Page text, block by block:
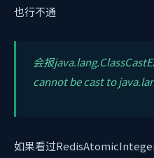
也行不通
会报
cannot be cast to
如果看过